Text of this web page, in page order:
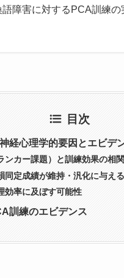
語障害に対するPCA訓練
目次
経心理学的要因とエビデ
ンカー課題）と訓練効果の相関
同定成績が維持・汎化に与え
効率に及ぼす可能性
訓練のエビデンス